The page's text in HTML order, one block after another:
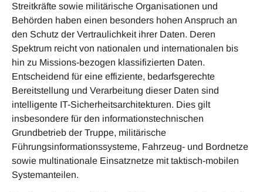
Streitkräfte sowie militärische Organisationen und
Behörden haben einen besonders hohen Anspruch an
den Schutz der Vertraulichkeit ihrer Daten. Deren
Spektrum reicht von nationalen und internationalen bis
hin zu Missions-bezogen klassifizierten Daten.
Entscheidend für eine effiziente, bedarfsgerechte
Bereitstellung und Verarbeitung dieser Daten sind
intelligente IT-Sicherheitsarchitekturen. Dies gilt
insbesondere für den informationstechnischen
Grundbetrieb der Truppe, militärische
Führungsinformationssysteme, Fahrzeug- und Bordnetze
sowie multinationale Einsatznetze mit taktisch-mobilen
Systemanteilen.